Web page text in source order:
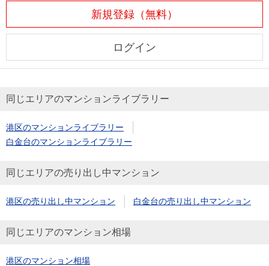
新規登録（無料）
ログイン
同じエリアのマンションライブラリー
港区のマンションライブラリー
白金台のマンションライブラリー
同じエリアの売り出し中マンション
港区の売り出し中マンション 白金台の売り出し中マンション
同じエリアのマンション相場
港区のマンション相場